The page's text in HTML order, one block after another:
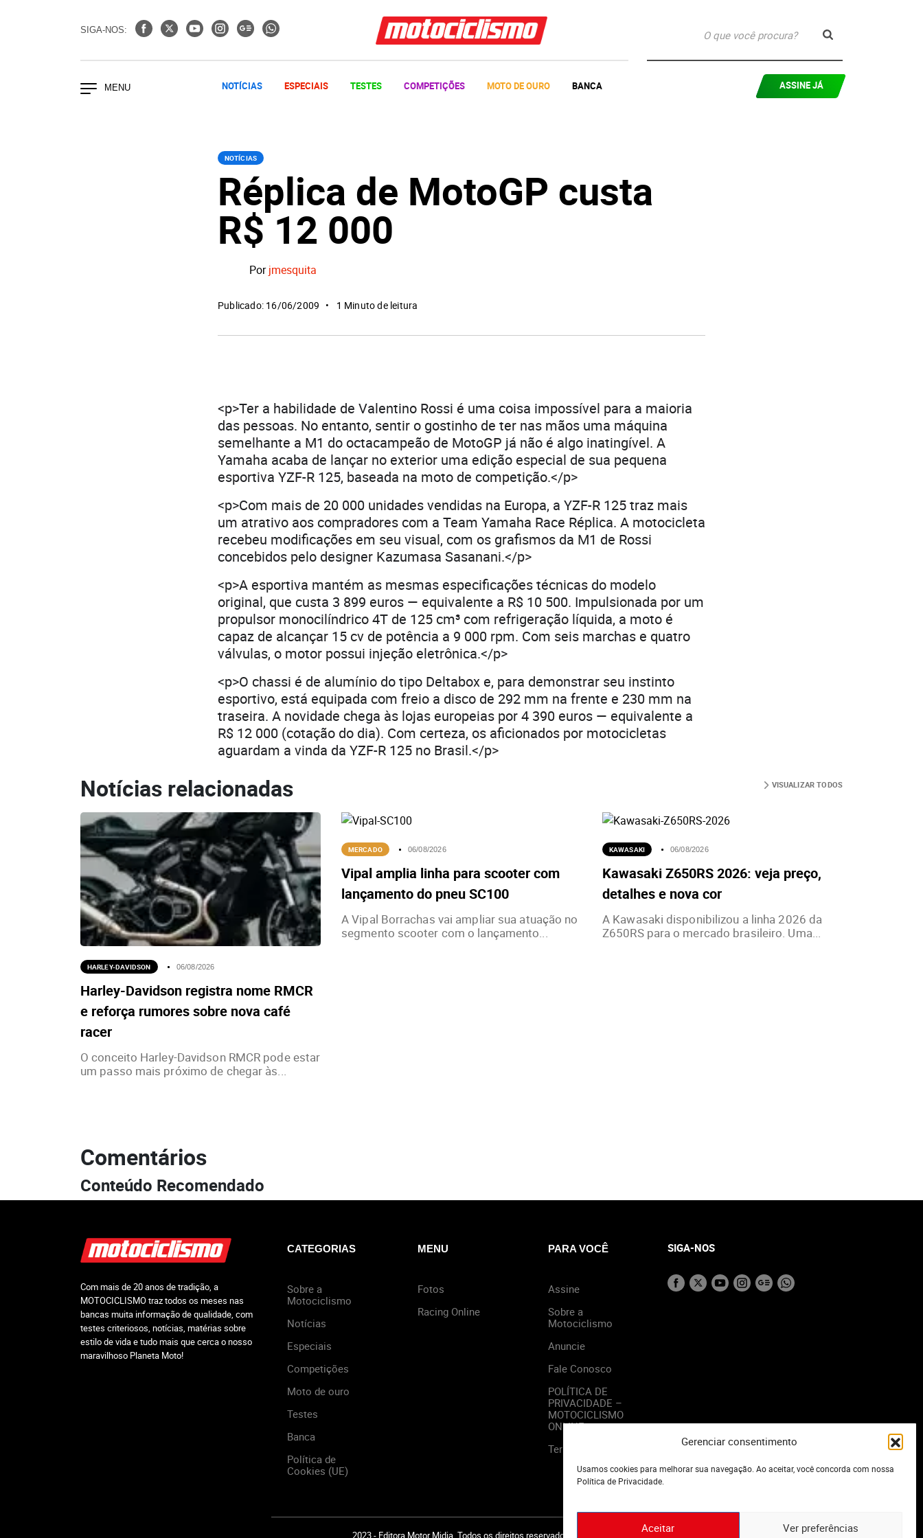
Gerenciar consentimento
Usamos cookies para melhorar sua navegação. Ao aceitar, você concorda com nossa
Política de Privacidade.
Aceitar Ver preferências
SIGA-NOS:
NOTÍCIAS ESPECIAIS TESTES COMPETIÇÕES MOTO DE OURO BANCA ASSINE JÁ
NOTÍCIAS
Réplica de MotoGP custa
R$ 12 000
Porjmesquita
Publicado: 16/06/2009 1 Minuto de leitura
<p>Ter a habilidade de Valentino Rossi é uma coisa impossível para a maioria
das pessoas. No entanto, sentir o gostinho de ter nas mãos uma máquina
semelhante a M1 do octacampeão de MotoGP já não é algo inatingível. A
Yamaha acaba de lançar no exterior uma edição especial de sua pequena
esportiva YZF-R 125, baseada na moto de competição.</p>
<p>Com mais de 20 000 unidades vendidas na Europa, a YZF-R 125 traz mais
um atrativo aos compradores com a Team Yamaha Race Réplica. A motocicleta
recebeu modificações em seu visual, com os grafismos da M1 de Rossi
concebidos pelo designer Kazumasa Sasanani.</p>
<p>A esportiva mantém as mesmas especificações técnicas do modelo
original, que custa 3 899 euros — equivalente a R$ 10 500. Impulsionada por um
propulsor monocilíndrico 4T de 125 cm³ com refrigeração líquida, a moto é
capaz de alcançar 15 cv de potência a 9 000 rpm. Com seis marchas e quatro
válvulas, o motor possui injeção eletrônica.</p>
<p>O chassi é de alumínio do tipo Deltabox e, para demonstrar seu instinto
esportivo, está equipada com freio a disco de 292 mm na frente e 230 mm na
traseira. A novidade chega às lojas europeias por 4 390 euros — equivalente a
R$ 12 000 (cotação do dia). Com certeza, os aficionados por motocicletas
aguardam a vinda da YZF-R 125 no Brasil.</p>
Notícias relacionadas VISUALIZAR TODOS
HARLEY-DAVIDSON 06/08/2026
Harley-Davidson registra nome RMCR
e reforça rumores sobre nova café
racer
O conceito Harley-Davidson RMCR pode estar
um passo mais próximo de chegar às...
MERCADO 06/08/2026
Vipal amplia linha para scooter com
lançamento do pneu SC100
A Vipal Borrachas vai ampliar sua atuação no
segmento scooter com o lançamento...
KAWASAKI 06/08/2026
Kawasaki Z650RS 2026: veja preço,
detalhes e nova cor
A Kawasaki disponibilizou a linha 2026 da
Z650RS para o mercado brasileiro. Uma...
Comentários
Conteúdo Recomendado
Com mais de 20 anos de tradição, a
MOTOCICLISMO traz todos os meses nas
bancas muita informação de qualidade, com
testes criteriosos, notícias, matérias sobre
estilo de vida e tudo mais que cerca o nosso
maravilhoso Planeta Moto!
CATEGORIAS
Sobre a
Motociclismo
Notícias
Especiais
Competições
Moto de ouro
Testes
Banca
Política de
Cookies (UE)
MENU
Fotos
Racing Online
PARA VOCÊ
Assine
Sobre a
Motociclismo
Anuncie
Fale Conosco
POLÍTICA DE
PRIVACIDADE –
MOTOCICLISMO
ONLINE
Termos de Uso
SIGA-NOS